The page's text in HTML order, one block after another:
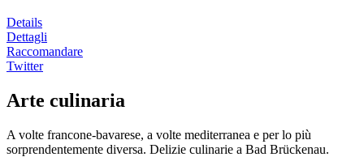
Details
Dettagli
Raccomandare
Twitter
Arte culinaria
A volte francone-bavarese, a volte mediterranea e per lo più
sorprendentemente diversa. Delizie culinarie a Bad Brückenau.